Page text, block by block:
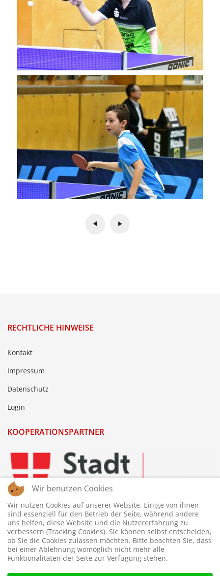
RECHTLICHE HINWEISE
Kontakt
Impressum
Datenschutz
Login
KOOPERATIONSPARTNER
Wir benutzen Cookies
Wir nutzen Cookies auf unserer Website. Einige von ihnen
sind essenziell für den Betrieb der Seite, während andere
uns helfen, diese Website und die Nutzererfahrung zu
verbessern (Tracking Cookies). Sie können selbst entscheiden,
ob Sie die Cookies zulassen möchten. Bitte beachten Sie, dass
bei einer Ablehnung womöglich nicht mehr alle
Funktionalitäten der Seite zur Verfügung stehen.